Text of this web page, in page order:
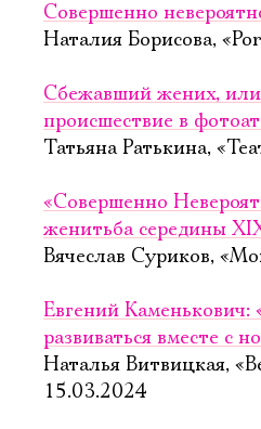
Совершенно
Наталия Борисова,
Сбежавший жених,
происшествие в
Татьяна Ратькина,
«Совершенно
женитьба середины
Вячеслав Суриков,
Евгений Каменькович:
развиваться вместе с
Наталья Витвицкая,
15.03.2024